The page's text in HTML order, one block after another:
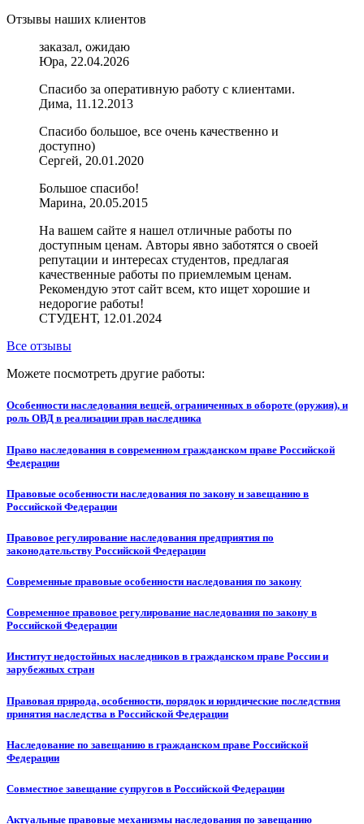
Отзывы наших клиентов
заказал, ожидаю
Юра, 22.04.2026
Спасибо за оперативную работу с клиентами.
Дима, 11.12.2013
Спасибо большое, все очень качественно и
доступно)
Сергей, 20.01.2020
Большое спасибо!
Марина, 20.05.2015
На вашем сайте я нашел отличные работы по
доступным ценам. Авторы явно заботятся о своей
репутации и интересах студентов, предлагая
качественные работы по приемлемым ценам.
Рекомендую этот сайт всем, кто ищет хорошие и
недорогие работы!
СТУДЕНТ, 12.01.2024
Все отзывы
Можете посмотреть другие работы:
Особенности наследования вещей, ограниченных в обороте (оружия), и
роль ОВД в реализации прав наследника
Право наследования в современном гражданском праве Российской
Федерации
Правовые особенности наследования по закону и завещанию в
Российской Федерации
Правовое регулирование наследования предприятия по
законодательству Российской Федерации
Современные правовые особенности наследования по закону
Современное правовое регулирование наследования по закону в
Российской Федерации
Институт недостойных наследников в гражданском праве России и
зарубежных стран
Правовая природа, особенности, порядок и юридические последствия
принятия наследства в Российской Федерации
Наследование по завещанию в гражданском праве Российской
Федерации
Совместное завещание супругов в Российской Федерации
Актуальные правовые механизмы наследования по завещанию